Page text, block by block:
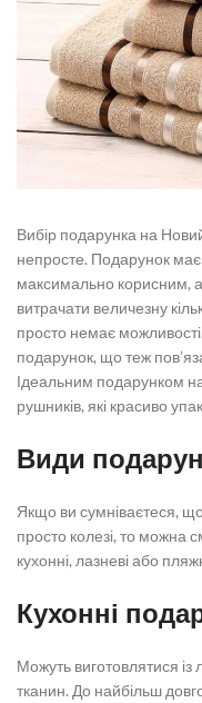
Вибір подарунка на
непросте. Подарунок має
максимально корисним,
витрачати величезну
просто немає
подарунок, що теж
Ідеальним подарунком
рушників, які красиво
Види
Якщо ви сумніваєтеся,
просто колезі, то можна
кухонні, лазневі або
Кухонні
Можуть виготовлятися
тканин. До найбільш